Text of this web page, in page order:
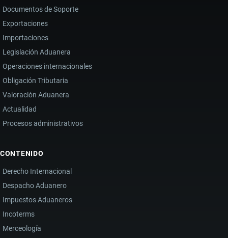
Documentos de Soporte
Exportaciones
Importaciones
Legislación Aduanera
Operaciones internacionales
Obligación Tributaria
Valoración Aduanera
Actualidad
Procesos administrativos
CONTENIDO
Derecho Internacional
Despacho Aduanero
Impuestos Aduaneros
Incoterms
Merceología